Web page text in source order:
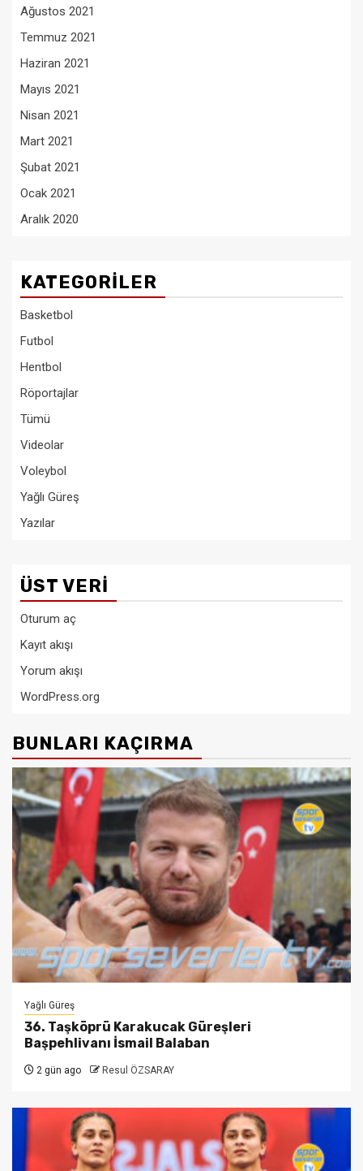
Ağustos 2021
Temmuz 2021
Haziran 2021
Mayıs 2021
Nisan 2021
Mart 2021
Şubat 2021
Ocak 2021
Aralık 2020
KATEGORILER
Basketbol
Futbol
Hentbol
Röportajlar
Tümü
Videolar
Voleybol
Yağlı Güreş
Yazılar
ÜST VERI
Oturum aç
Kayıt akışı
Yorum akışı
WordPress.org
BUNLARI KAÇIRMA
Yağlı Güreş
36. Taşköprü Karakucak Güreşleri
Başpehlivanı İsmail Balaban
2 gün ago Resul ÖZSARAY